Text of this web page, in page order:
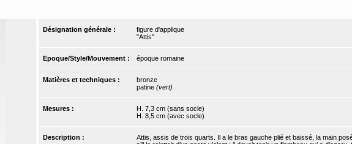
Désignation générale :
figure d'applique
"Attis"
Epoque/Style/Mouvement : époque romaine
Matières et techniques :
bronze
patine (vert)
Mesures :
H. 7,3 cm (sans socle)
H. 8,5 cm (avec socle)
Description :
Attis, assis de trois quarts. Il a le bras gauche plié et baissé, la main